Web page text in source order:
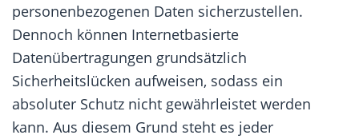
personenbezogenen Daten sicherzustellen.
Dennoch können Internetbasierte
Datenübertragungen grundsätzlich
Sicherheitslücken aufweisen, sodass ein
absoluter Schutz nicht gewährleistet werden
kann. Aus diesem Grund steht es jeder